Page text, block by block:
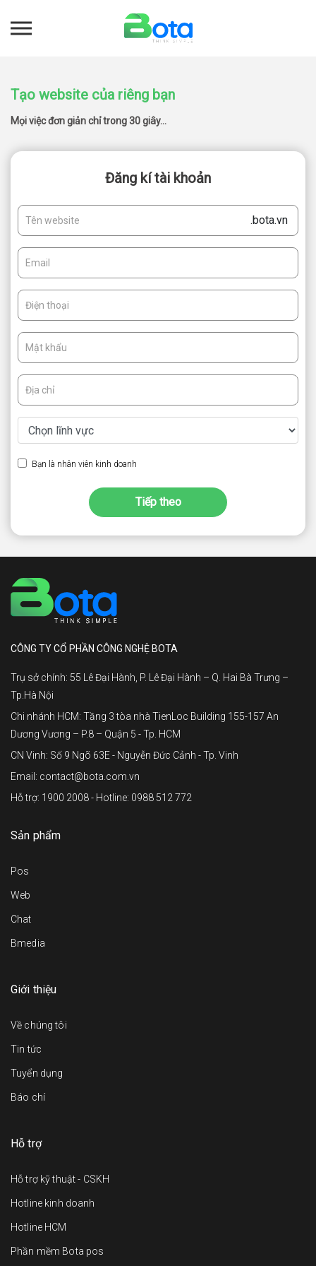
Tạo website của riêng bạn
Mọi việc đơn giản chỉ trong 30 giây...
Đăng kí tài khoản
.bota.vn
Bạn là nhân viên kinh doanh
Tiếp theo
CÔNG TY CỔ PHẦN CÔNG NGHỆ BOTA
Trụ sở chính: 55 Lê Đại Hành, P. Lê Đại Hành – Q. Hai Bà Trưng –
Tp.Hà Nội
Chi nhánh HCM: Tầng 3 tòa nhà TienLoc Building 155-157 An
Dương Vương – P.8 – Quận 5 - Tp. HCM
CN Vinh: Số 9 Ngõ 63E - Nguyễn Đức Cảnh - Tp. Vinh
Email: contact@bota.com.vn
Hỗ trợ: 1900 2008 - Hotline: 0988 512 772
Sản phẩm
Pos
Web
Chat
Bmedia
Giới thiệu
Về chúng tôi
Tin tức
Tuyển dụng
Báo chí
Hỗ trợ
Hỗ trợ kỹ thuật - CSKH
Hotline kinh doanh
Hotline HCM
Phần mềm Bota pos